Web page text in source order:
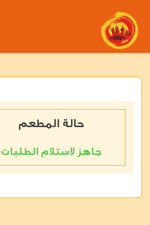
حالة المطعم
جاهز لاستلام الطلبات